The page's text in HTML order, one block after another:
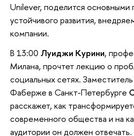
Unilever, поделится основными
устойчивого развития,
компании.
В 13:00 Луиджи Курини,
Милана, прочтет лекцию о
социальных сетях.
Фаберже в Санкт-Петербурге
расскажет, как
современного общества и на
аудитории он должен отвечать.